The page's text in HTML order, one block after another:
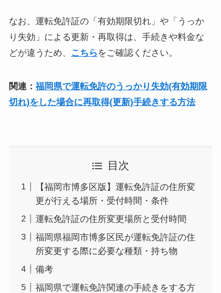
なお、運転免許証の「有効期限切れ」や「うっか
り失効」による更新・再取得は、手続きや料金な
どが違うため、
こちら をご確認ください。
関連： 福岡県で運転免許のうっかり失効(有効期限
切れ)をした場合に再取得(更新)手続きする方法
目次
【福岡市博多区版】運転免許証の住所変
更が行える場所・受付時間・条件
運転免許証の住所変更場所と受付時間
福岡県福岡市博多区民が運転免許証の住
所変更する際に必要な種類・持ち物
備考
福岡県で運転免許関連の手続きをする方